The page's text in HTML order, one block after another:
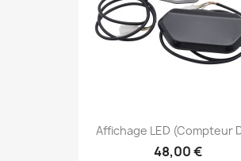
Affichage LED (compteur
48,00 €